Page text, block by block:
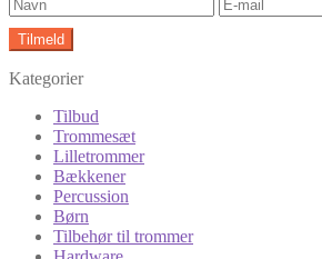
Kategorier
Tilbud
Trommesæt
Lilletrommer
Bækkener
Percussion
Børn
Tilbehør til trommer